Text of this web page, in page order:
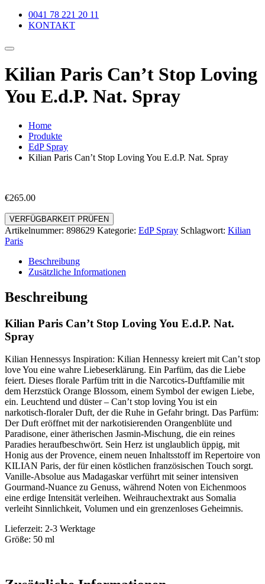
0041 78 221 20 11
KONTAKT
Kilian Paris Can’t Stop Loving
You E.d.P. Nat. Spray
Home
Produkte
EdP Spray
Kilian Paris Can’t Stop Loving You E.d.P. Nat. Spray
€265.00
VERFÜGBARKEIT PRÜFEN
Artikelnummer: 898629 Kategorie: EdP Spray Schlagwort: Kilian
Paris
Beschreibung
Zusätzliche Informationen
Beschreibung
Kilian Paris Can’t Stop Loving You E.d.P. Nat.
Spray
Kilian Hennessys Inspiration: Kilian Hennessy kreiert mit Can’t stop
love You eine wahre Liebeserklärung. Ein Parfüm, das die Liebe
feiert. Dieses florale Parfüm tritt in die Narcotics-Duftfamilie mit
dem Herzstück Orange Blossom, einem Symbol der ewigen Liebe,
ein. Leuchtend und düster – Can’t stop loving You ist ein
narkotisch-floraler Duft, der die Ruhe in Gefahr bringt. Das Parfüm:
Der Duft eröffnet mit der narkotisierenden Orangenblüte und
Paradisone, einer ätherischen Jasmin-Mischung, die ein reines
Paradies heraufbeschwört. Sein Herz ist unglaublich üppig, mit
Honig aus der Provence, einem neuen Inhaltsstoff im Repertoire von
KILIAN Paris, der für einen köstlichen französischen Touch sorgt.
Vanille-Absolue aus Madagaskar verführt mit seiner intensiven
Gourmand-Nuance zu Genuss, während Noten von Eichenmoos
eine erdige Intensität verleihen. Weihrauchextrakt aus Somalia
verleiht Sinnlichkeit, Volumen und ein grenzenloses Geheimnis.
Lieferzeit: 2-3 Werktage
Größe: 50 ml